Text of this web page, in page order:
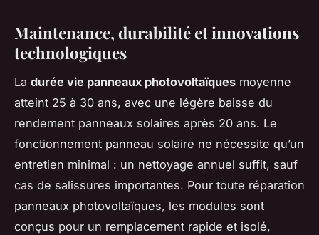
Maintenance, durabilité et innovations
technologiques
La durée vie panneaux photovoltaïques moyenne
atteint 25 à 30 ans, avec une légère baisse du
rendement panneaux solaires après 20 ans. Le
fonctionnement panneau solaire ne nécessite qu’un
entretien minimal : un nettoyage annuel suffit, sauf
cas de salissures importantes. Pour toute réparation
panneaux photovoltaïques, les modules sont
conçus pour un remplacement rapide et isolé,